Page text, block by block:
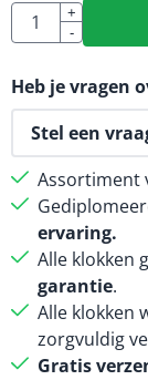
Aantal
+
-
Heb je vragen
Stel een
Assortiment
ervaring.
Alle klokken
garantie.
Alle klokken
zorgvuldig
Gratis